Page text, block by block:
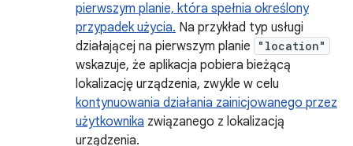
pierwszym planie, która spełnia określony
przypadek użycia. Na przykład typ usługi
działającej na pierwszym planie
"location"
wskazuje, że aplikacja pobiera bieżącą
lokalizację urządzenia, zwykle w celu
kontynuowania działania zainicjowanego przez
użytkownika związanego z lokalizacją
urządzenia.